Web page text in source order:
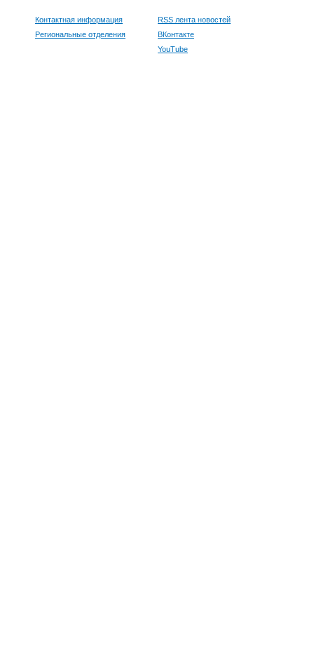
Контактная информация
Региональные отделения
RSS лента новостей
ВКонтакте
YouTube